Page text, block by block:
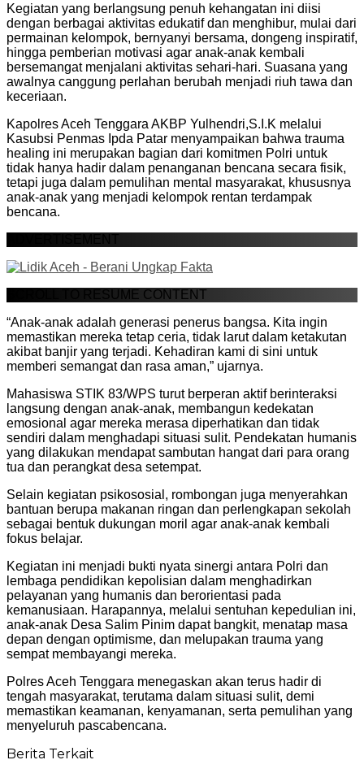
Kegiatan yang berlangsung penuh kehangatan ini diisi
dengan berbagai aktivitas edukatif dan menghibur, mulai dari
permainan kelompok, bernyanyi bersama, dongeng inspiratif,
hingga pemberian motivasi agar anak-anak kembali
bersemangat menjalani aktivitas sehari-hari. Suasana yang
awalnya canggung perlahan berubah menjadi riuh tawa dan
keceriaan.
Kapolres Aceh Tenggara AKBP Yulhendri,S.I.K melalui
Kasubsi Penmas Ipda Patar menyampaikan bahwa trauma
healing ini merupakan bagian dari komitmen Polri untuk
tidak hanya hadir dalam penanganan bencana secara fisik,
tetapi juga dalam pemulihan mental masyarakat, khususnya
anak-anak yang menjadi kelompok rentan terdampak
bencana.
ADVERTISEMENT
SCROLL TO RESUME CONTENT
“Anak-anak adalah generasi penerus bangsa. Kita ingin
memastikan mereka tetap ceria, tidak larut dalam ketakutan
akibat banjir yang terjadi. Kehadiran kami di sini untuk
memberi semangat dan rasa aman,” ujarnya.
Mahasiswa STIK 83/WPS turut berperan aktif berinteraksi
langsung dengan anak-anak, membangun kedekatan
emosional agar mereka merasa diperhatikan dan tidak
sendiri dalam menghadapi situasi sulit. Pendekatan humanis
yang dilakukan mendapat sambutan hangat dari para orang
tua dan perangkat desa setempat.
Selain kegiatan psikososial, rombongan juga menyerahkan
bantuan berupa makanan ringan dan perlengkapan sekolah
sebagai bentuk dukungan moril agar anak-anak kembali
fokus belajar.
Kegiatan ini menjadi bukti nyata sinergi antara Polri dan
lembaga pendidikan kepolisian dalam menghadirkan
pelayanan yang humanis dan berorientasi pada
kemanusiaan. Harapannya, melalui sentuhan kepedulian ini,
anak-anak Desa Salim Pinim dapat bangkit, menatap masa
depan dengan optimisme, dan melupakan trauma yang
sempat membayangi mereka.
Polres Aceh Tenggara menegaskan akan terus hadir di
tengah masyarakat, terutama dalam situasi sulit, demi
memastikan keamanan, kenyamanan, serta pemulihan yang
menyeluruh pascabencana.
Berita Terkait